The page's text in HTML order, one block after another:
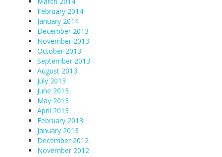
February 2014
January 2014
December 2013
November 2013
October 2013
September 2013
August 2013
July 2013
June 2013
May 2013
April 2013
February 2013
January 2013
December 2012
November 2012